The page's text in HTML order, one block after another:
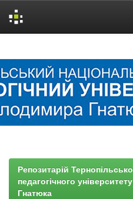
Репозитарій
педагогічного
Гнатюка